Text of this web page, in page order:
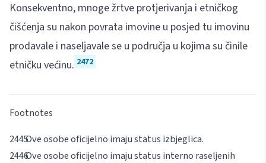
Konsekventno, mnoge žrtve protjerivanja i etničkog
čišćenja su nakon povrata imovine u posjed tu imovinu
prodavale i naseljavale se u područja u kojima su činile
etničku većinu. 2472
Footnotes
Ove osobe oficijelno imaju status izbjeglica.
Ove osobe oficijelno imaju status interno raseljenih